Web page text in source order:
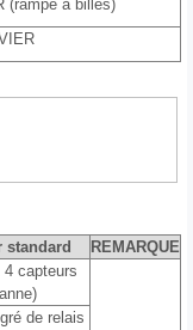
(rampe à billes)
standard
REMARQUE
capteurs
de relais